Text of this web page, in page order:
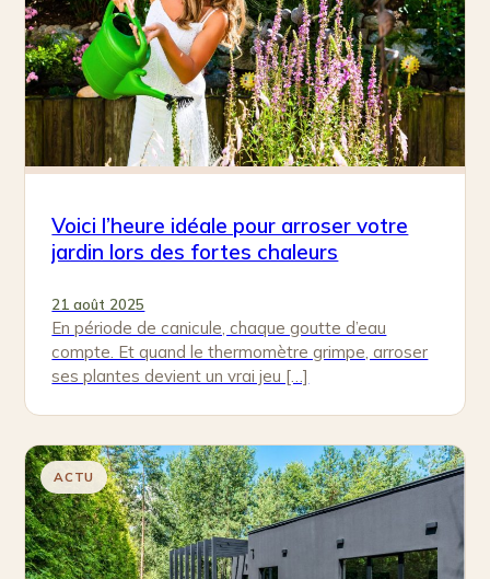
Voici l’heure idéale pour arroser votre
jardin lors des fortes chaleurs
21 août 2025
En période de canicule, chaque goutte d’eau
compte. Et quand le thermomètre grimpe, arroser
ses plantes devient un vrai jeu […]
ACTU